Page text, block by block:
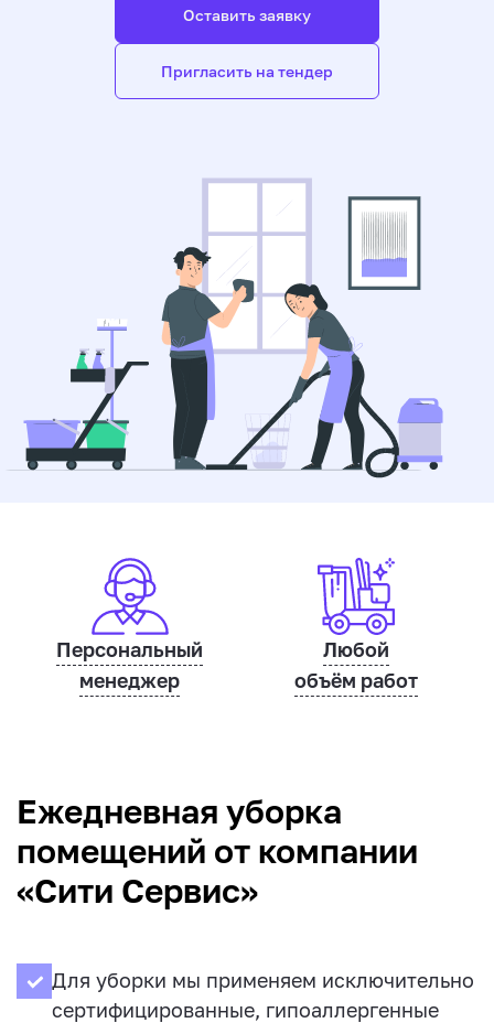
Оставить заявку
Пригласить на тендер
Персональный
менеджер
Любой
объём работ
Ежедневная уборка
помещений от компании
«Сити Сервис»
Для уборки мы применяем исключительно
сертифицированные, гипоаллергенные